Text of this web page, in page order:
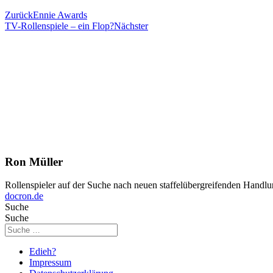
ZurückEnnie Awards
TV-Rollenspiele – ein Flop?Nächster
Ron Müller
Rollenspieler auf der Suche nach neuen staffelübergreifenden
docron.de
Suche
Suche
Edieh?
Impressum